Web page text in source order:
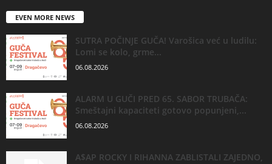
EVEN MORE NEWS
SUTRA POČINJE GUČA! Varošica već u ludilu:
Lomi se kolo, grme...
06.08.2026
ALARM U GUČI PRED 65. SABOR TRUBAČA:
Smeštajni kapaciteti gotovo popunjeni,...
06.08.2026
A$AP ROCKY I RIHANNA ZABLISTALI ZAJEDNO,